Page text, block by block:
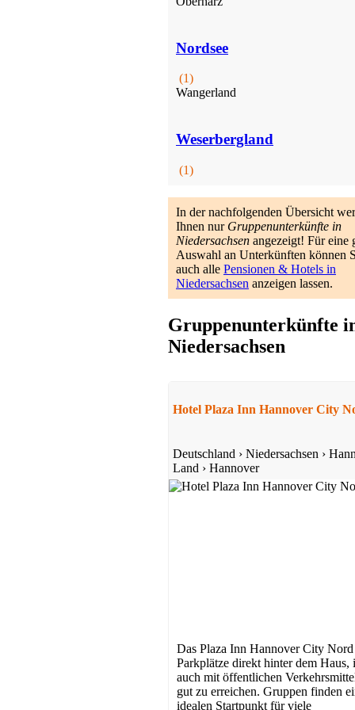
Nordsee
(1)
Wangerland
Weserbergland
(1)
In der nachfolgenden Übersicht
Ihnen nur Gruppenunterkünfte in
Niedersachsen angezeigt! Für eine
Auswahl an Unterkünften können
auch alle Pensionen & Hotels in
Niedersachsen anzeigen lassen.
Gruppenunterkünfte
Niedersachsen
Hotel Plaza Inn Hannover City
Deutschland › Niedersachsen ›
Land › Hannover
Das Plaza Inn Hannover City Nord
Parkplätze direkt hinter dem Haus,
auch mit öffentlichen
gut zu erreichen. Gruppen finden
idealen Startpunkt für viele